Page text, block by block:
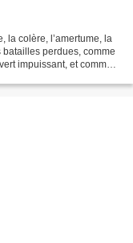
la colère, l’amertume, la
perdues, comme
impuissant, et comme